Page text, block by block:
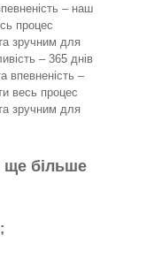
– наш
процес
зручним для
– 365 днів
впевненість –
весь процес
зручним для
ще більше